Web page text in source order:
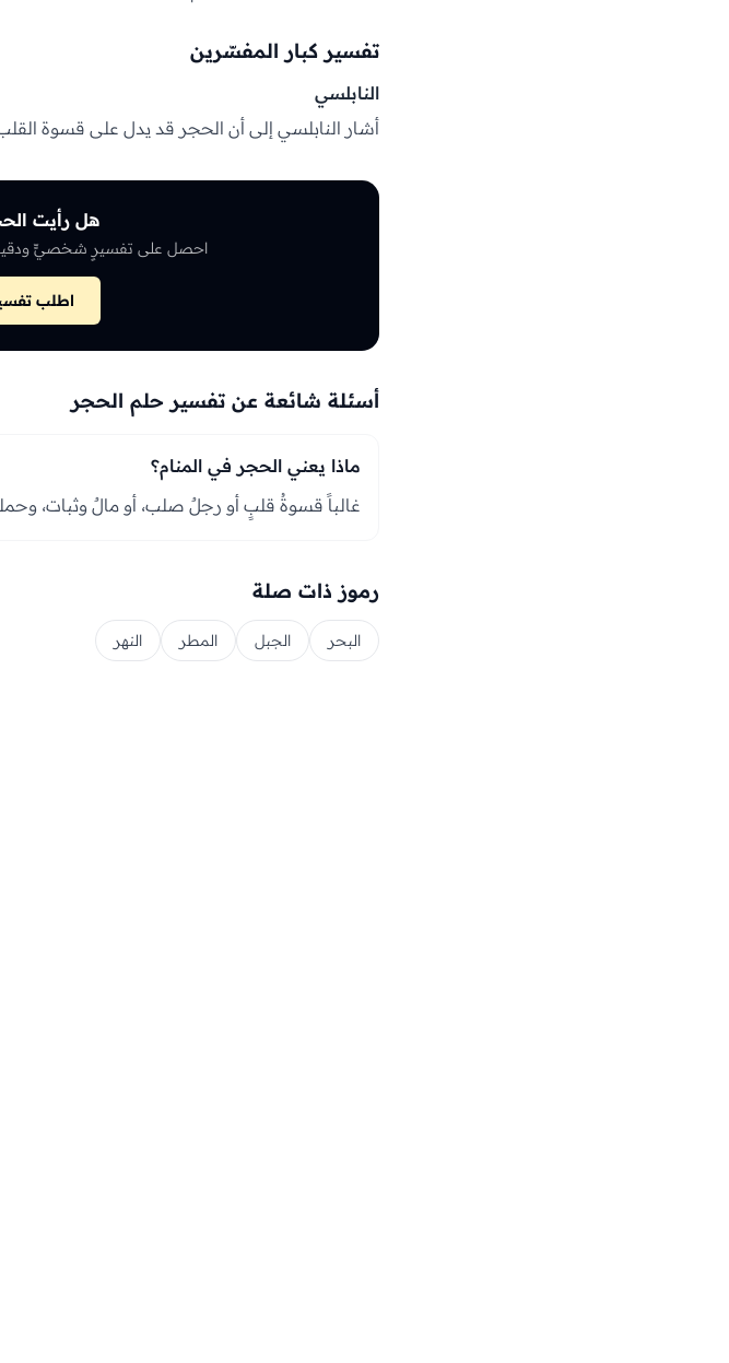
تفسير كبار المفسّرين
النابلسي
أشار النابلسي إلى أن الحجر قد يدل على قسوة
هل رأيت
احصل على تفسيرٍ شخصيٍّ
اطلب
أسئلة شائعة عن تفسير حلم الحجر
ماذا يعني الحجر في المنام؟
غالباً قسوةُ قلبٍ أو رجلٌ صلب، أو مالٌ وثبات،
رموز ذات صلة
البحر الجبل المطر النهر